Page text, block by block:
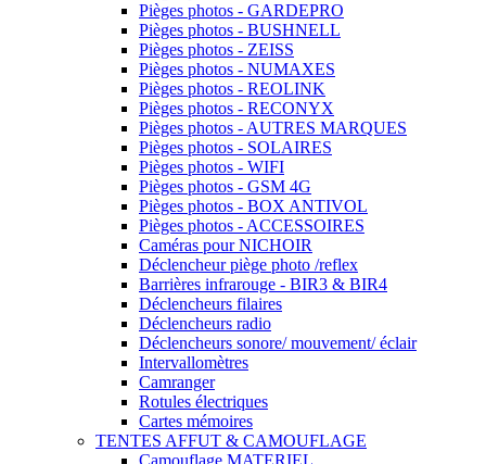
Pièges photos - GARDEPRO
Pièges photos - BUSHNELL
Pièges photos - ZEISS
Pièges photos - NUMAXES
Pièges photos - REOLINK
Pièges photos - RECONYX
Pièges photos - AUTRES MARQUES
Pièges photos - SOLAIRES
Pièges photos - WIFI
Pièges photos - GSM 4G
Pièges photos - BOX ANTIVOL
Pièges photos - ACCESSOIRES
Caméras pour NICHOIR
Déclencheur piège photo /reflex
Barrières infrarouge - BIR3 & BIR4
Déclencheurs filaires
Déclencheurs radio
Déclencheurs sonore/ mouvement/ éclair
Intervallomètres
Camranger
Rotules électriques
Cartes mémoires
TENTES AFFUT & CAMOUFLAGE
Camouflage MATERIEL